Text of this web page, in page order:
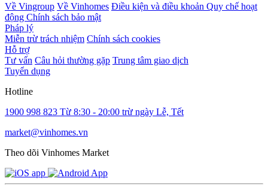
Về Vingroup Về Vinhomes Điều kiện và điều khoản Quy chế hoạt
động Chính sách bảo mật
Pháp lý
Miễn trừ trách nhiệm Chính sách cookies
Hỗ trợ
Tư vấn Câu hỏi thường gặp Trung tâm giao dịch
Tuyển dụng
Hotline
1900 998 823 Từ 8:30 - 20:00 trừ ngày Lễ, Tết
market@vinhomes.vn
Theo dõi Vinhomes Market